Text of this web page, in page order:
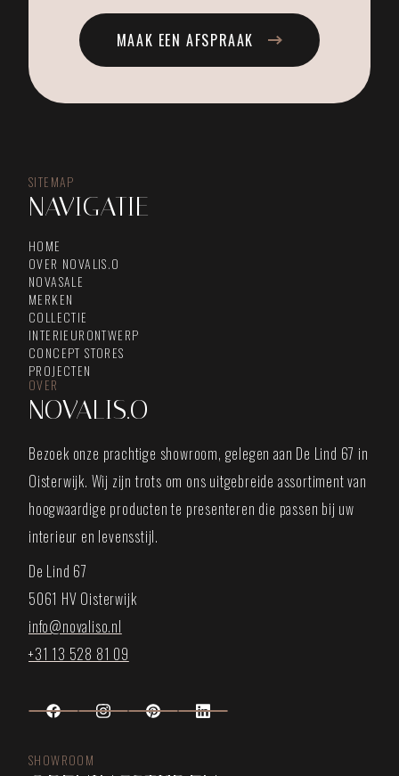
MAAK EEN AFSPRAAK
SITEMAP
NAVIGATIE
HOME
OVER NOVALIS.O
NOVASALE
MERKEN
COLLECTIE
INTERIEURONTWERP
CONCEPT STORES
PROJECTEN
OVER
NOVALIS.O
Bezoek onze prachtige showroom, gelegen aan De Lind 67 in
Oisterwijk. Wij zijn trots om ons uitgebreide assortiment van
hoogwaardige producten te presenteren die passen bij uw
interieur en levensstijl.
De Lind 67
5061 HV Oisterwijk
info@novaliso.nl
+31 13 528 81 09
SHOWROOM